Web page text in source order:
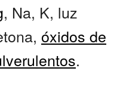
, Na, K, luz
óxidos de
.